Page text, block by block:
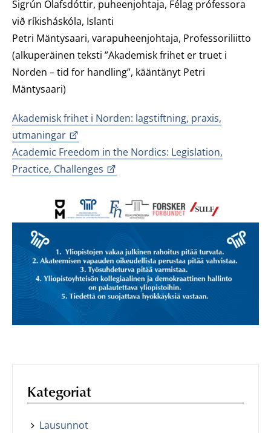
Sigrún Ólafsdóttir, puheenjohtaja, Félag prófessora
við ríkisháskóla, Islanti
Petri Mäntysaari, varapuheenjohtaja, Professoriliitto
(alkuperäinen teksti ”Akademisk frihet er truet i
Norden – tid for handling”, kääntänyt Petri
Mäntysaari)
Akademisk frihet i Norden: lagstiftning, praxis,
utmaningar
Academic Freedom in the Nordics: Legislation,
Practice, Challenges
Kategoriat
Lausunnot